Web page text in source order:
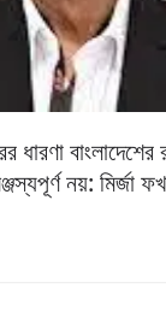
ধারণা
নয়: মির্জা